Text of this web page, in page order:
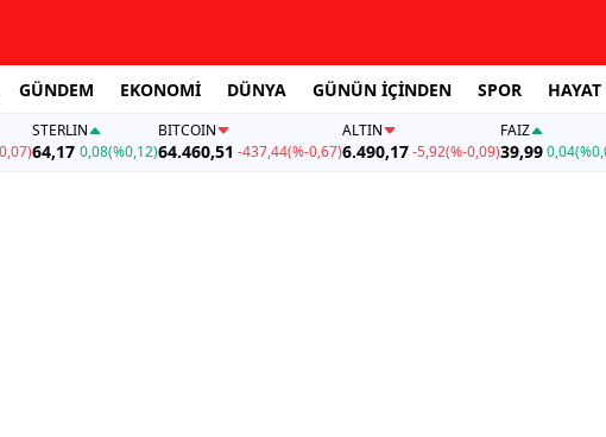
GÜNDEM EKONOMİ DÜNYA GÜNÜN İÇİNDEN SPOR HAYAT
STERLIN
64,17 0,08(%0,12)
BITCOIN
64.460,51 -437,44(%-0,67)
ALTIN
6.490,17-5,92(%-0,09)
FAİZ
39,990,04